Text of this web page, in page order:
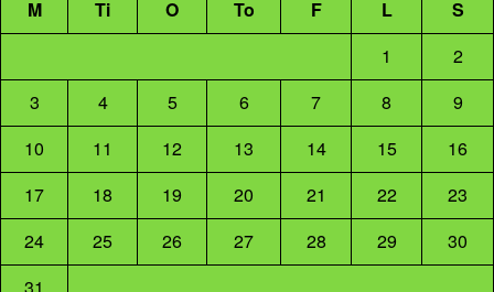
M Ti O To F L
S
1
2
3
4 5 6 7 8
9
10
11 12 13 14 15
16
17
18 19 20 21 22
23
24
25 26 27 28 29
30